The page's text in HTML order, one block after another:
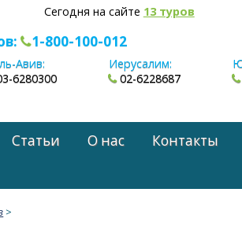
Сегодня на сайте 13 туров
1-800-100-012
Авив:
6280300
Иерусалим:
02-6228687
Статьи О нас Контакты
>